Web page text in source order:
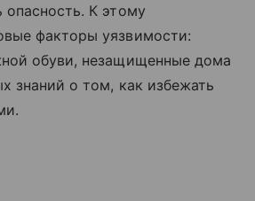
опасность. К этому
факторы уязвимости:
обуви, незащищенные дома
знаний о том, как избежать